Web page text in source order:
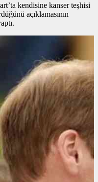
kendisine kanser teşhisi
açıklamasının